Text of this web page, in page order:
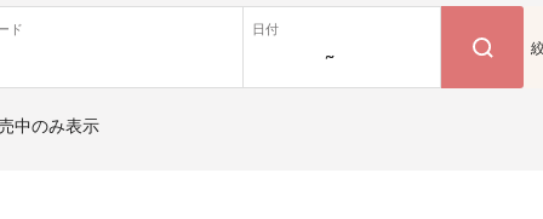
ド 日付
~
中のみ表示